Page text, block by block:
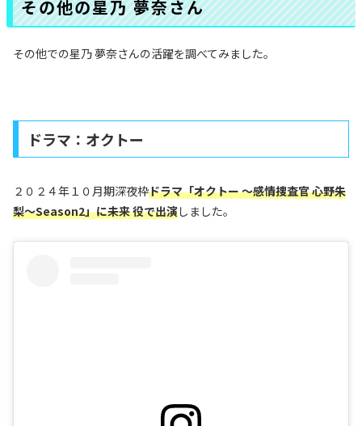
その他の星乃 夢奈さん
その他での星乃 夢奈さんの活躍を調べてみました。
ドラマ：オクトー
２０２４年１０月期深夜枠ドラマ「オクトー 〜感情捜査官 心野朱
梨〜Season2」に未来 役で出演しました。